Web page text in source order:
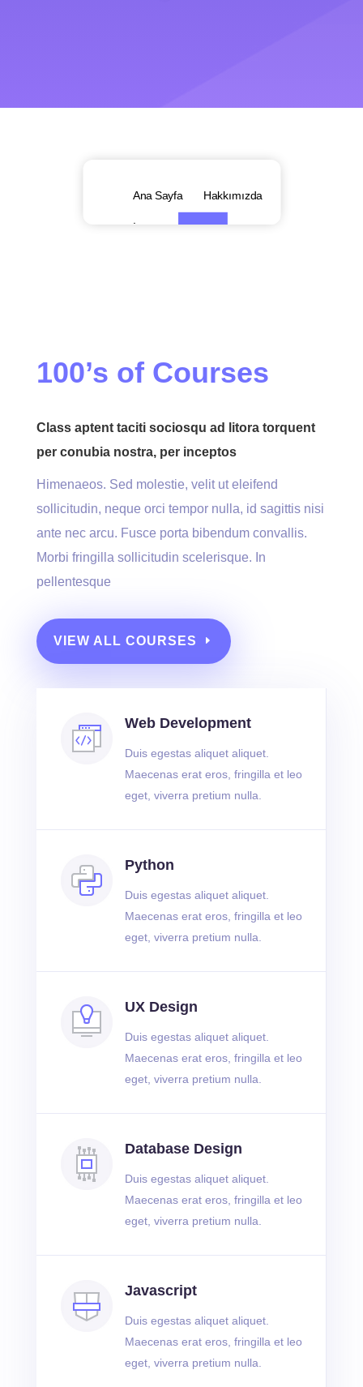
Ana Sayfa Hakkımızda
Genel
100’s of Courses
Class aptent taciti sociosqu ad litora torquent
per conubia nostra, per inceptos
Himenaeos. Sed molestie, velit ut eleifend
sollicitudin, neque orci tempor nulla, id sagittis nisi
ante nec arcu. Fusce porta bibendum convallis.
Morbi fringilla sollicitudin scelerisque. In
pellentesque
VIEW ALL COURSES
Web Development
Duis egestas aliquet aliquet.
Maecenas erat eros, fringilla et leo
eget, viverra pretium nulla.
Python
Duis egestas aliquet aliquet.
Maecenas erat eros, fringilla et leo
eget, viverra pretium nulla.
UX Design
Duis egestas aliquet aliquet.
Maecenas erat eros, fringilla et leo
eget, viverra pretium nulla.
Database Design
Duis egestas aliquet aliquet.
Maecenas erat eros, fringilla et leo
eget, viverra pretium nulla.
Javascript
Duis egestas aliquet aliquet.
Maecenas erat eros, fringilla et leo
eget, viverra pretium nulla.